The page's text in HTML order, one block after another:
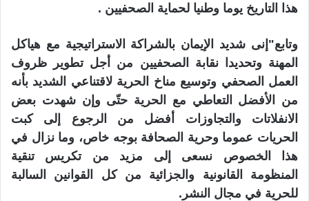
هذا التاريخ يوما وطنيا لحماية الصحفيين .
وتابع"إنى شديد الإيمان بالشراكة الاستراتيجية مع هياكل
المهنة وتحديدا نقابة الصحفيين من أجل تطوير ظروف
العمل الصحفي وتوسيع مناخ الحرية لاقتناعي الشديد بأنه
من الأفضل التعاطي مع الحرية حتّى وإن شهدت بعض
الانفلاتات والتجاوزات أفضل من الرجوع إلى كبت
الحريات عموما وحرية الصحافة بوجه خاص، وما نزال في
هذا الخصوص نسعى إلى مزيد من تكريس تنقية
المنظومة القانونية والجزائية من كل القوانين السالبة
للحرية في مجال النشر .